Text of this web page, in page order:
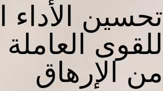
تحسين الأداء
للقوى العاملة
من الإرهاق